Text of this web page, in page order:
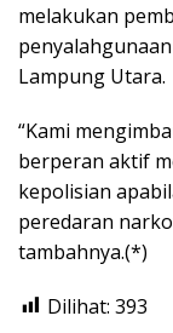
melakukan
Lampung Utara.
“Kami
berperan aktif
kepolisian
peredaran
tambahnya.(*)
Dilihat: 393